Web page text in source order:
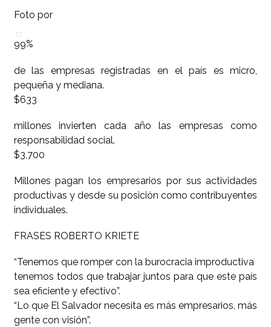
Foto por
99%
de las empresas registradas en el país es micro,
pequeña y mediana.
$633
millones invierten cada año las empresas como
responsabilidad social.
$3,700
Millones pagan los empresarios por sus actividades
productivas y desde su posición como contribuyentes
individuales.
FRASES ROBERTO KRIETE
“Tenemos que romper con la burocracia improductiva
tenemos todos que trabajar juntos para que este país
sea eficiente y efectivo”.
“Lo que El Salvador necesita es más empresarios, más
gente con visión”.